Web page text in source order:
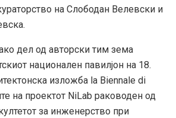
на Слободан Велевски и
дел од авторски тим зема
национален павилјон на 18.
изложба la Biennale di
на проектот NiLab раководен од
за инженерство при